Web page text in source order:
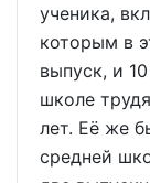
ученика,
которым в
выпуск, и
школе
лет. Её же
средней